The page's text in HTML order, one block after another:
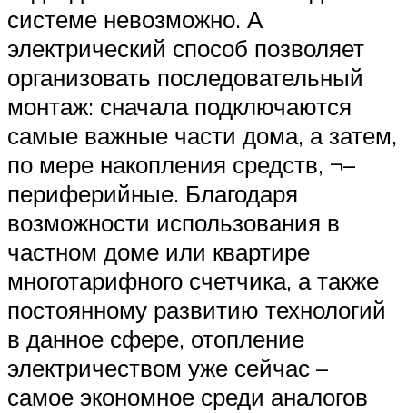
системе невозможно. А
электрический способ позволяет
организовать последовательный
монтаж: сначала подключаются
самые важные части дома, а затем,
по мере накопления средств, ¬–
периферийные. Благодаря
возможности использования в
частном доме или квартире
многотарифного счетчика, а также
постоянному развитию технологий
в данное сфере, отопление
электричеством уже сейчас –
самое экономное среди аналогов